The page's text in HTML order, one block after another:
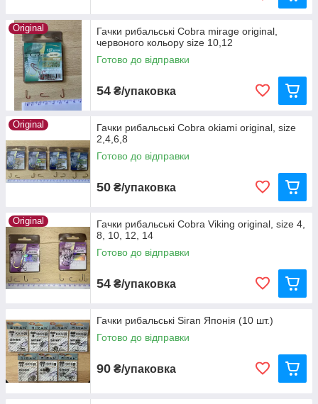
Original
Гачки рибальські Cobra mirage original,
червоного кольору size 10,12
Готово до відправки
54 ₴/упаковка
Original
Гачки рибальські Cobra okiami original, size
2,4,6,8
Готово до відправки
50 ₴/упаковка
Original
Гачки рибальські Cobra Viking original, size 4,
8, 10, 12, 14
Готово до відправки
54 ₴/упаковка
Гачки рибальські Siran Японія (10 шт.)
Готово до відправки
90 ₴/упаковка